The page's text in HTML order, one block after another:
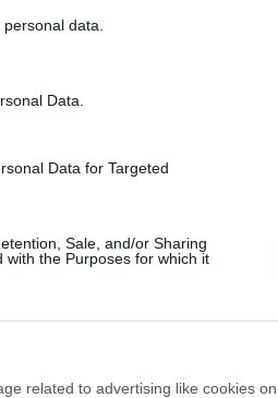
data.
Data.
Data for Targeted
Sale, and/or Sharing
the Purposes for which it
related to advertising like cookies on